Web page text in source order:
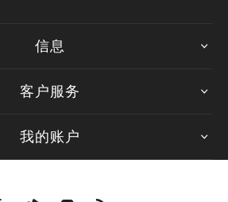
信息
客户服务
我的账户